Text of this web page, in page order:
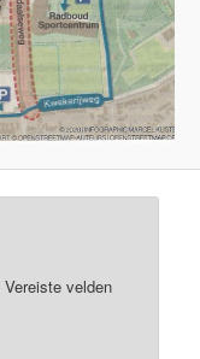
Vereiste velden